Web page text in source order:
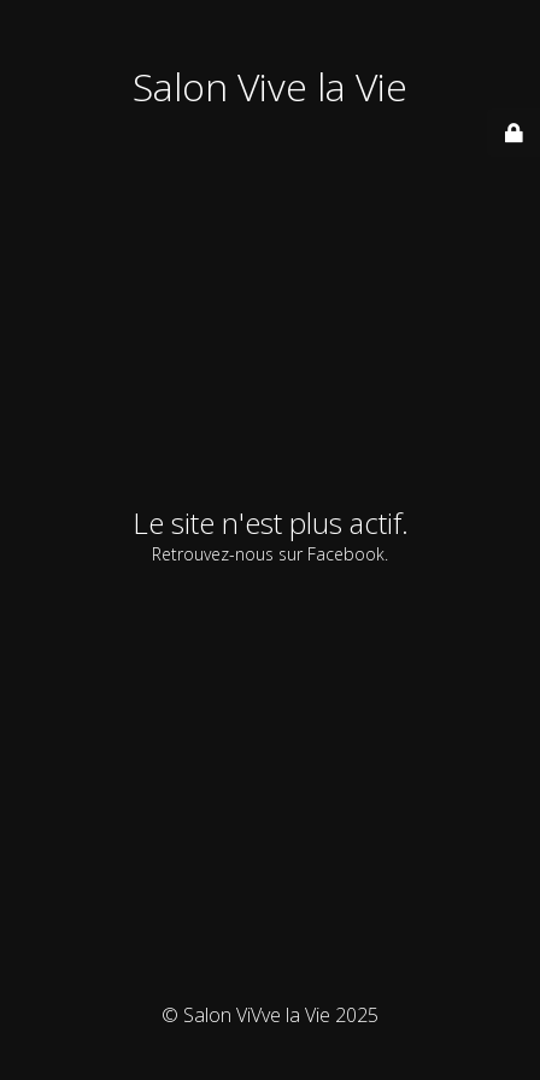
Salon Vive la Vie
Le site n'est plus actif.
Retrouvez-nous sur Facebook.
© Salon ViVve la Vie 2025